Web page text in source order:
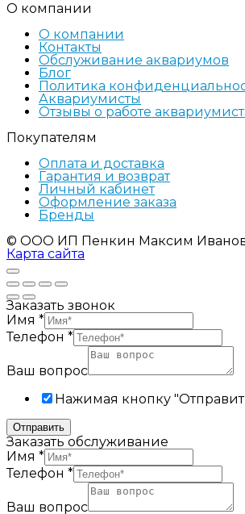
О компании
О компании
Контакты
Обслуживание аквариумов
Блог
Политика
Аквариумисты
Отзывы о работе
Покупателям
Оплата и доставка
Гарантия и возврат
Личный кабинет
Оформление заказа
Бренды
© ООО ИП Пенкин Максим
Карта сайта
Заказать звонок
Имя *
Телефон *
Ваш вопрос
Нажимая кнопку
Отправить
Заказать обслуживание
Имя *
Телефон *
Ваш вопрос